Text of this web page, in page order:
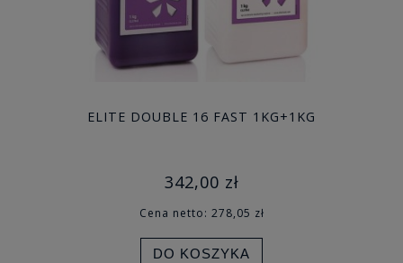
ELITE DOUBLE 16 FAST 1KG+1KG
342,00 zł
Cena netto: 278,05 zł
DO KOSZYKA